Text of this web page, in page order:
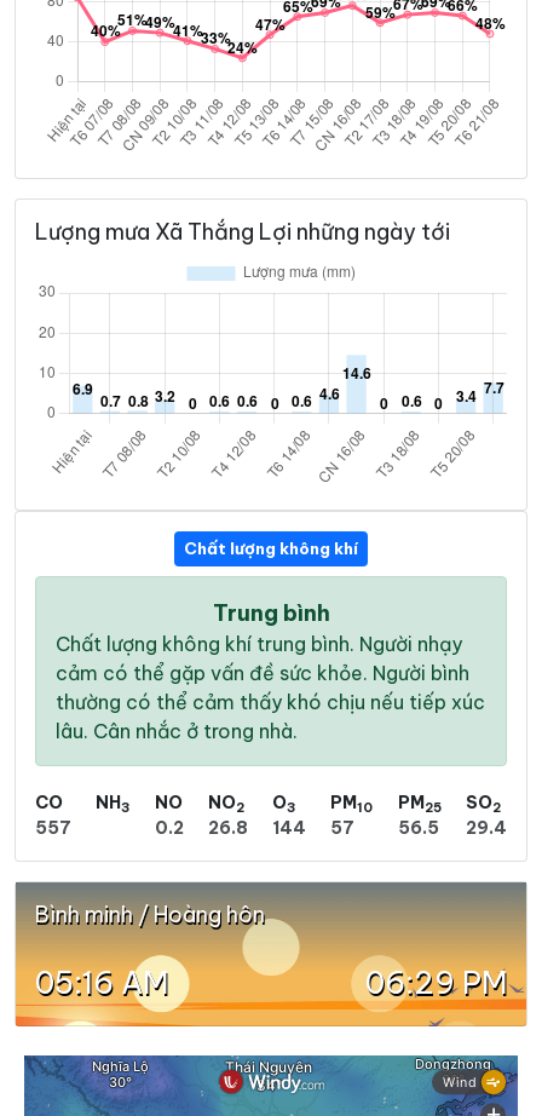
Lượng mưa Xã Thắng Lợi những ngày tới
Chất lượng không khí
Trung bình
Chất lượng không khí trung bình. Người nhạy
cảm có thể gặp vấn đề sức khỏe. Người bình
thường có thể cảm thấy khó chịu nếu tiếp xúc
lâu. Cân nhắc ở trong nhà.
CO
557
NH3
NO
0.2
NO2
26.8
O3
144
PM10
57
PM25
56.5
SO2
29.4
Bình minh / Hoàng hôn
05:16 AM 06:29 PM